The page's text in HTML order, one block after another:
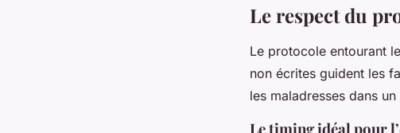
Le respect du
Le protocole entourant
non écrites guident les
les maladresses dans
Le timing idéal pour